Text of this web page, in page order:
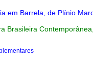
em Barrela, de Plínio
Brasileira